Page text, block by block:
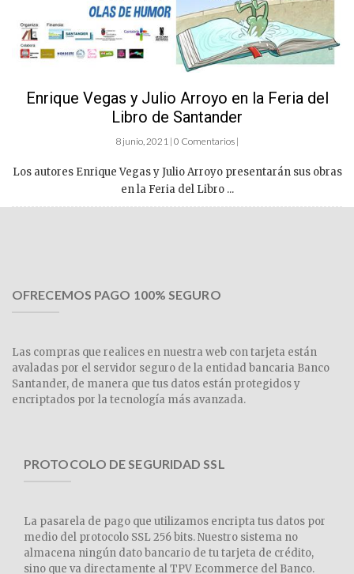
Enrique Vegas y Julio Arroyo en la Feria del
Libro de Santander
8 junio, 2021 | 0 Comentarios |
Los autores Enrique Vegas y Julio Arroyo presentarán sus obras
en la Feria del Libro ...
OFRECEMOS PAGO 100% SEGURO
Las compras que realices en nuestra web con tarjeta están
avaladas por el servidor seguro de la entidad bancaria Banco
Santander, de manera que tus datos están protegidos y
encriptados por la tecnología más avanzada.
PROTOCOLO DE SEGURIDAD SSL
La pasarela de pago que utilizamos encripta tus datos por
medio del protocolo SSL 256 bits. Nuestro sistema no
almacena ningún dato bancario de tu tarjeta de crédito,
sino que va directamente al TPV Ecommerce del Banco.